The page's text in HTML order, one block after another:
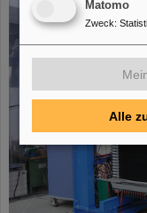
Matomo
Zweck:
Alle